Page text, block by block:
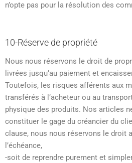
n’opte pas pour la résolution des
10-Réserve de propriété
Nous nous réservons le droit de
livrées jusqu’au paiement et
Toutefois, les risques afférents aux
transférés à l’acheteur ou au
physique des produits. Nos articles
constituer le gage du créancier du
clause, nous nous réservons le droit
l’échéance,
-soit de reprendre purement et